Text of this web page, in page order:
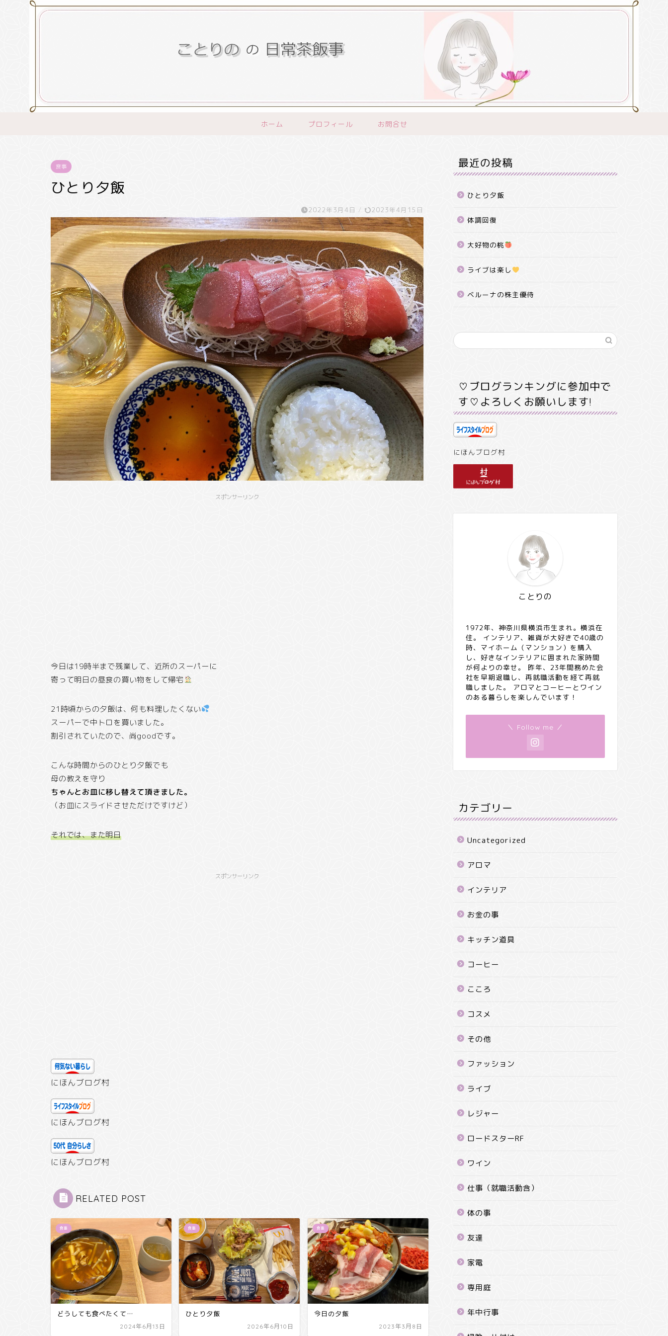
ホーム プロフィール お問合せ
食事
ひとり夕飯
2022年3月4日 / 2023年4月15日
スポンサーリンク
今日は19時半まで残業して、近所のスーパーに
寄って明日の昼食の買い物をして帰宅
21時頃からの夕飯は、何も料理したくない
スーパーで中トロを買いました。
割引されていたので、尚goodです。
こんな時間からのひとり夕飯でも
母の教えを守り
ちゃんとお皿に移し替えて頂きました。
（お皿にスライドさせただけですけど）
それでは、また明日
スポンサーリンク
にほんブログ村
にほんブログ村
にほんブログ村
RELATED POST
食事
どうしても食べたくて…
2024年6月13日
食事
ひとり夕飯
2026年6月10日
食事
今日の夕飯
2023年3月8日
最近の投稿
ひとり夕飯
体調回復
大好物の桃
ライブは楽し
ベルーナの株主優待
♡ブログランキングに参加中で
す♡よろしくお願いします!
にほんブログ村
ことりの
1972年、神奈川県横浜市生まれ。横浜在
住。 インテリア、雑貨が大好きで40歳の
時、マイホーム（マンション）を購入
し、好きなインテリアに囲まれた家時間
が何よりの幸せ。 昨年、23年間務めた会
社を早期退職し、再就職活動を経て再就
職しました。 アロマとコーヒーとワイン
のある暮らしを楽しんでいます！
＼ Follow me ／
カテゴリー
Uncategorized
アロマ
インテリア
お金の事
キッチン道具
コーヒー
こころ
コスメ
その他
ファッション
ライブ
レジャー
ロードスターRF
ワイン
仕事（就職活動含）
体の事
友達
家電
専用庭
年中行事